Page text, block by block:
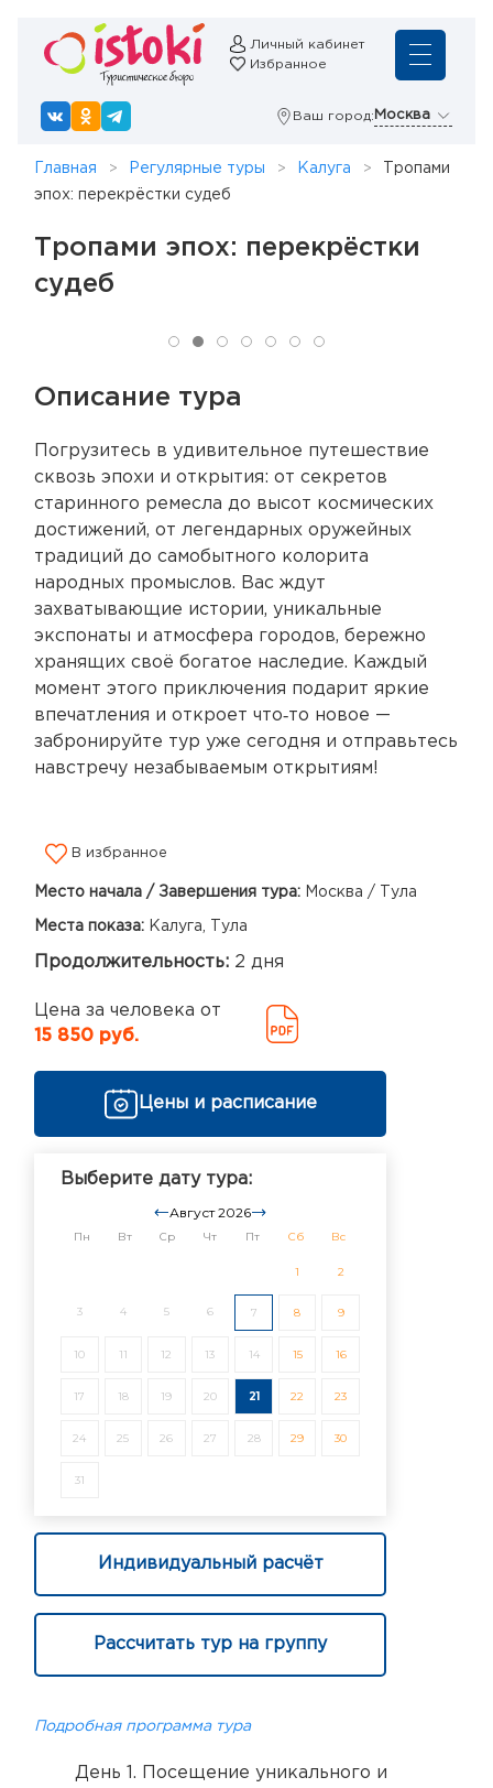
Личный кабинет
Избранное
Ваш город: Москва
Главная Регулярные туры Калуга
Тропами
эпох: перекрёстки судеб
Тропами эпох: перекрёстки
судеб
Описание тура
Погрузитесь в удивительное путешествие
сквозь эпохи и открытия: от секретов
старинного ремесла до высот космических
достижений, от легендарных оружейных
традиций до самобытного колорита
народных промыслов. Вас ждут
захватывающие истории, уникальные
экспонаты и атмосфера городов, бережно
хранящих своё богатое наследие. Каждый
момент этого приключения подарит яркие
впечатления и откроет что‑то новое —
забронируйте тур уже сегодня и отправьтесь
навстречу незабываемым открытиям!
В избранное
Место начала / Завершения тура: Москва / Тула
Места показа: Калуга, Тула
Продолжительность: 2 дня
Цена за человека от
15 850 руб.
Цены и расписание
Выберите дату тура:
Август 2026
Пн Вт Ср Чт Пт Сб Вс
1 2
3 4 5 6 7 8 9
10 11 12 13 14 15 16
17 18 19 20 21 22 23
24 25 26 27 28 29 30
31
Индивидуальный расчёт
Рассчитать тур на группу
Подробная программа тура
День 1. Посещение уникального и